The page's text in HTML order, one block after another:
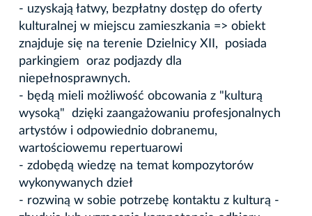
- uzyskają łatwy, bezpłatny dostęp do oferty
kulturalnej w miejscu zamieszkania => obiekt
znajduje się na terenie Dzielnicy XII, posiada
parkingiem oraz podjazdy dla
niepełnosprawnych.
- będą mieli możliwość obcowania z "kulturą
wysoką" dzięki zaangażowaniu profesjonalnych
artystów i odpowiednio dobranemu,
wartościowemu repertuarowi
- zdobędą wiedzę na temat kompozytorów
wykonywanych dzieł
- rozwiną w sobie potrzebę kontaktu z kulturą -